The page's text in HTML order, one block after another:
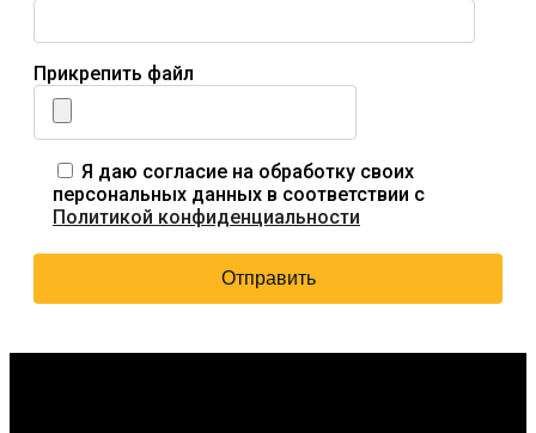
Прикрепить файл
Я даю согласие на обработку своих
персональных данных в соответствии с
Политикой конфиденциальности